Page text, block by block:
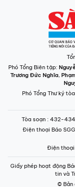
Phó Tổng Biên tập:
Trương Đức Nghĩa,
Phó Tổng Thư ký
Tòa soạn : 432-434
Điện thoại Báo
Điện thoại
Giấy phép hoạt động
tin và
© Bản